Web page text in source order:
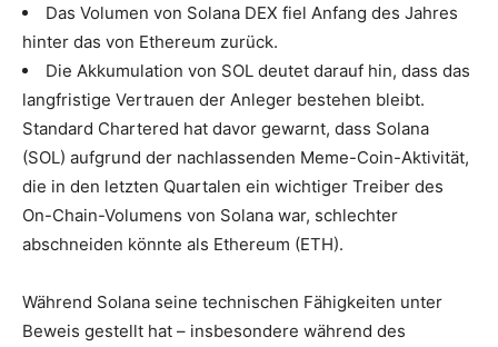
Das Volumen von Solana DEX fiel Anfang des Jahres
hinter das von Ethereum zurück.
Die Akkumulation von SOL deutet darauf hin, dass das
langfristige Vertrauen der Anleger bestehen bleibt.
Standard Chartered hat davor gewarnt, dass Solana
(SOL) aufgrund der nachlassenden Meme-Coin-Aktivität,
die in den letzten Quartalen ein wichtiger Treiber des
On-Chain-Volumens von Solana war, schlechter
abschneiden könnte als Ethereum (ETH).
Während Solana seine technischen Fähigkeiten unter
Beweis gestellt hat – insbesondere während des